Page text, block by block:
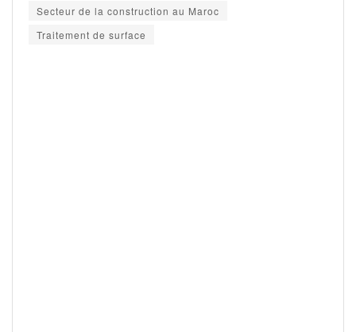
Secteur de la construction au Maroc
Traitement de surface